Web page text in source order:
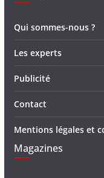
Qui sommes-nous ?
Les experts
Publicité
Contact
Mentions légales et
Magazines